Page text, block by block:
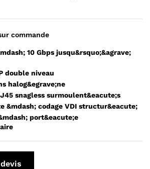
commande
10 Gbps jusqu&rsquo;&agrave;
double niveau
halog&egrave;ne
snagless surmoulent&eacute;s
&mdash; codage VDI structur&eacute;
port&eacute;e